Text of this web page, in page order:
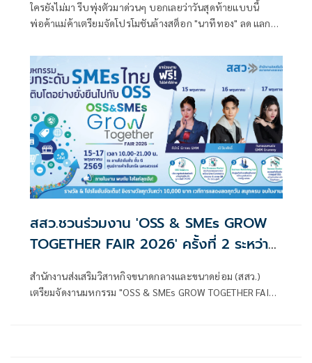
ใครยังไม่มา รีบพุ่งตัวมาด่วนๆ บอกเลยว่าวันสุดท้ายแบบนี้
พ่อค้าแม่ค้าเตรียมจัดโปรโมชันล้างสต็อก "นาทีทอง" ลด แลก
สสว.ชวนร่วมงาน 'OSS & SMEs GROW
TOGETHER FAIR 2026' ครั้งที่ 2 ระหว่าง
เซ็นทรัล นครสวรรค์ รวมสุดยอดเอสเอ็มอี
สำนักงานส่งเสริมวิสาหกิจขนาดกลางและขนาดย่อม (สสว.)
เตรียมจัดงานมหกรรม "OSS & SMEs GROW TOGETHER FAIR